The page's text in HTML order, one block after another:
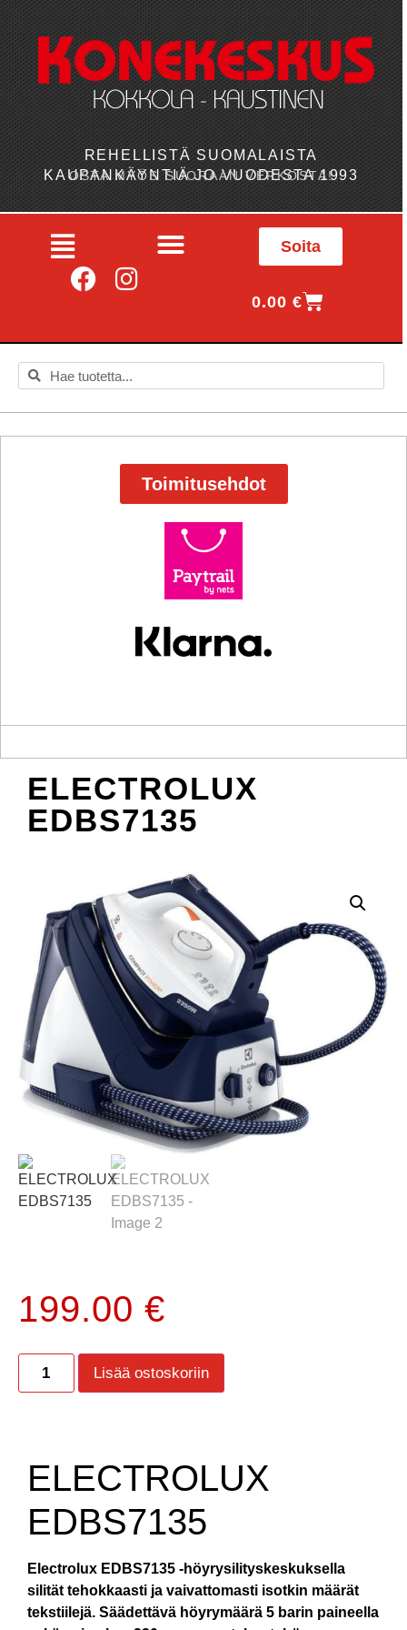
REHELLISTÄ SUOMALAISTA
KAUPANKÄYNTIÄ JO VUODESTA 1993
OSTA MYÖS SUORAAN VERKOSTA!
Soita
0.00€
Toimitusehdot
ELECTROLUX
EDBS7135
199.00 €
Lisää ostoskoriin
ELECTROLUX
EDBS7135
Electrolux EDBS7135 -höyrysilityskeskuksella
silität tehokkaasti ja vaivattomasti isotkin määrät
tekstiilejä. Säädettävä höyrymäärä 5 barin paineella